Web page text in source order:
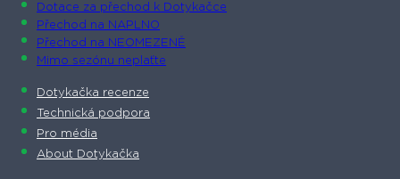
Dotace za přechod k Dotykačce
Přechod na NAPLNO
Přechod na NEOMEZENĚ
Mimo sezónu neplaťte
Dotykačka recenze
Technická podpora
Pro média
About Dotykačka